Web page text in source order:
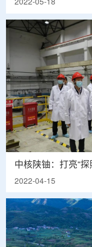
2022-05-18
中核陕铀：打亮“探
2022-04-15